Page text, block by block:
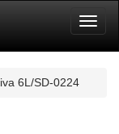
6L/SD-0224